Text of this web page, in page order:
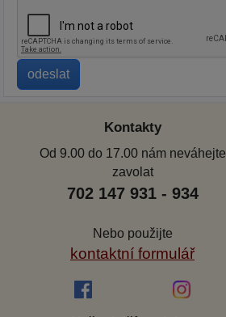
Kontakty
Od 9.00 do 17.00 nám neváhejte
zavolat
702 147 931 - 934
Nebo použijte
kontaktní formulář